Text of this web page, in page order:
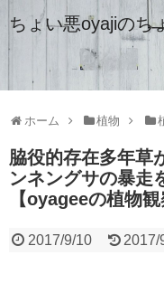
ちょい悪oyajiのち
ホーム 植物
脇役的存在多年草
ンネングサの暴走
【oyageeの植物観
2017/9/10 2017/